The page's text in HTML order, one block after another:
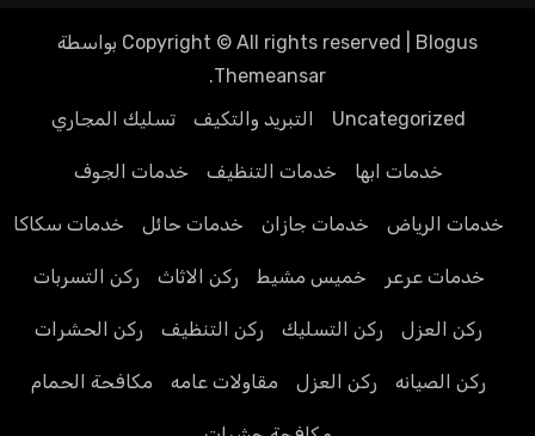
Copyright © All rights reserved Blogus
بواسطة
Themeansar
.
Uncategorized
التبريد والتكيف تسليك المجاري
خدمات ابها خدمات التنظيف خدمات الجوف
خدمات الرياض خدمات جازان خدمات حائل خدمات سكاكا
خدمات عرعر خميس مشيط ركن الاثاث ركن التسربات
ركن العزل ركن التسليك ركن التنظيف ركن الحشرات
ركن الصيانه ركن العزل مقاولات عامه مكافحة الحمام